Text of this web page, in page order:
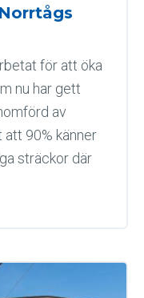
för att öka
nu har gett
av
90% känner
sträckor där